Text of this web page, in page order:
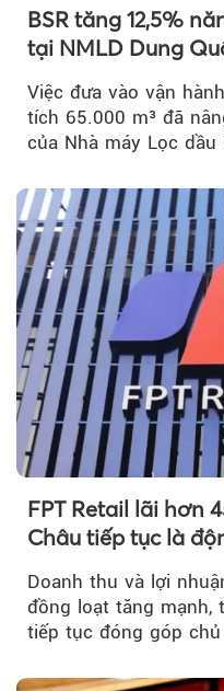
BSR tăng 12,5%
tại NMLD Dung
Việc đưa vào vận
tích 65.000 m³ đã
của Nhà máy Lọc
FPT Retail lãi hơn
Châu tiếp tục là
Doanh thu và lợi
đồng loạt tăng mạnh,
tiếp tục đóng góp chủ